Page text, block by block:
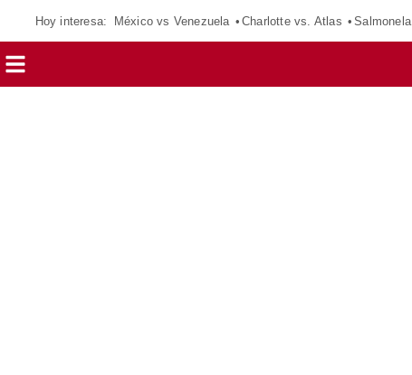
Hoy interesa: México vs Venezuela Charlotte vs. Atlas Salmonela